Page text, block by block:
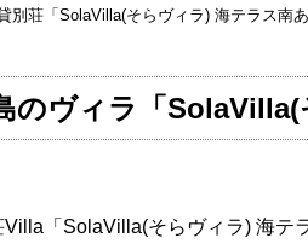
別荘「SolaVilla(そらヴィラ) 海テラス南あ
ヴィラ「SolaVilla(
「SolaVilla(そらヴィラ) 海テ